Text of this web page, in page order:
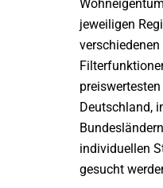
jeweiligen
Deutschland,
individuellen
gesucht